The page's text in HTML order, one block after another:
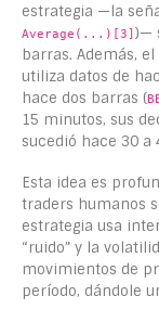
estrategia —la
Average(...)[3])—
barras. Además,
utiliza datos de
hace dos barras (
15 minutos, sus
sucedió hace 30 a
Esta idea es
traders humanos
estrategia usa
“ruido” y la
movimientos de
período, dándole